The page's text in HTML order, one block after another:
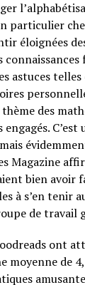
particulier
éloignées
connaissances
astuces telles
des
Magazine
bien avoir
à s’en tenir
de travail
ont
moyenne de